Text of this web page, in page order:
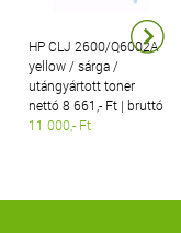
HP CLJ 2600/Q6002A
yellow / sárga /
utángyártott toner
nettó 8 661,- Ft | bruttó
11 000,- Ft